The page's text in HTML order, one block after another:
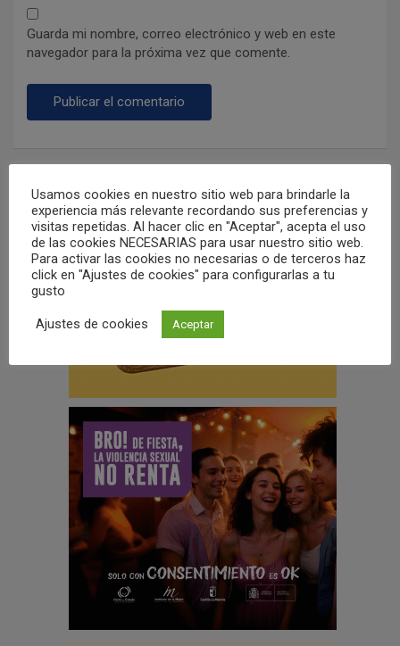
Guarda mi nombre, correo electrónico y web en este
navegador para la próxima vez que comente.
Usamos cookies en nuestro sitio web para brindarle la
experiencia más relevante recordando sus preferencias y
visitas repetidas. Al hacer clic en "Aceptar", acepta el uso
de las cookies NECESARIAS para usar nuestro sitio web.
Para activar las cookies no necesarias o de terceros haz
click en "Ajustes de cookies" para configurarlas a tu
gusto
Ajustes de cookies Aceptar